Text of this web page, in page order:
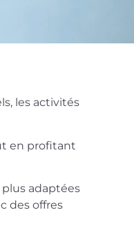
les activités
en profitant
adaptées
des offres